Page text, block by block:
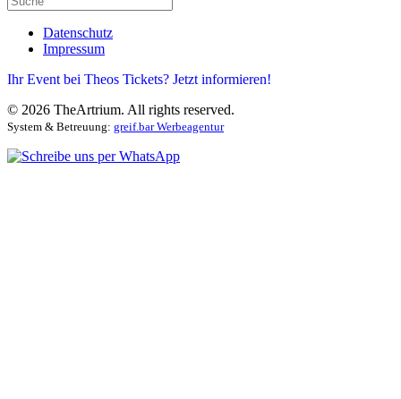
Datenschutz
Impressum
Ihr Event bei Theos Tickets? Jetzt informieren!
© 2026 TheArtrium. All rights reserved.
System & Betreuung: greif.bar Werbeagentur